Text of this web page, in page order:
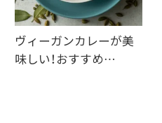
ヴィーガンカレーが美
味しい！おすすめ…